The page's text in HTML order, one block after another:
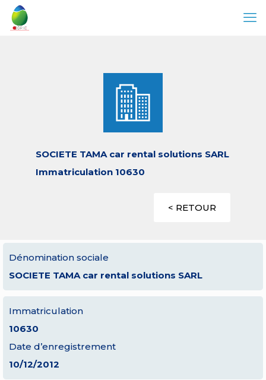
SOCIETE TAMA car rental solutions SARL
Immatriculation 10630
< RETOUR
Dénomination sociale
SOCIETE TAMA car rental solutions SARL
Immatriculation
10630
Date d’enregistrement
10/12/2012